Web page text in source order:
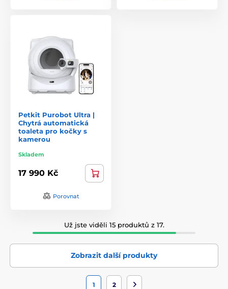
Petkit Purobot Ultra |
Chytrá automatická
toaleta pro kočky s
kamerou
Skladem
17 990 Kč
Porovnat
Už jste viděli 15 produktů z 17.
Zobrazit další produkty
1 2